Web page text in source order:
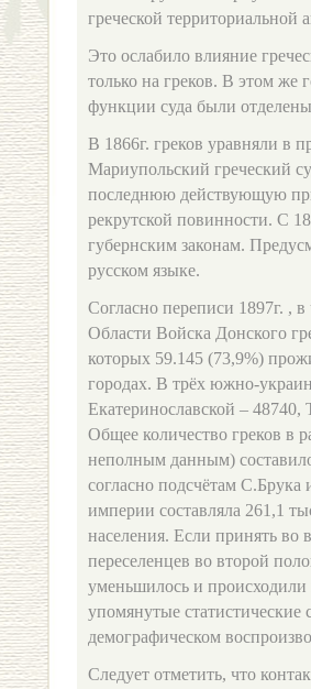
греческой территориальной
Это ослабило влияние
только на греков. В этом
функции суда были
В 1866г. греков уравняли в
Мариупольский греческий
последнюю действующую
рекрутской повинности. С
губернским законам.
русском языке.
Согласно переписи 1897г. ,
Области Войска Донского
которых 59.145 (73,9%)
городах. В трёх южно-
Екатеринославской –
Общее количество греков в
неполным данным)
согласно подсчётам С.Брука
империи составляла 261,1
населения. Если принять во
переселенцев во второй
уменьшилось и
упомянутые
демографическом
Следует отметить, что